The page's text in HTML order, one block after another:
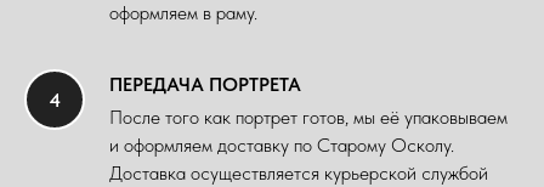
оформляем в раму.
ПЕРЕДАЧА ПОРТРЕТА
После того как портрет готов, мы её упаковываем
и оформляем доставку по Старому Осколу.
Доставка осуществляется курьерской службой